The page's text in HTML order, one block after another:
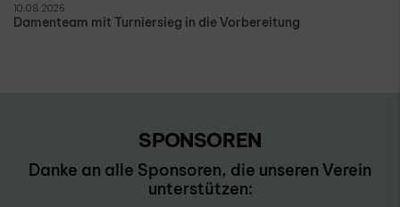
10.08.2025
Damenteam mit Turniersieg in die Vorbereitung
SPONSOREN
Danke an alle Sponsoren, die unseren Verein
unterstützen: